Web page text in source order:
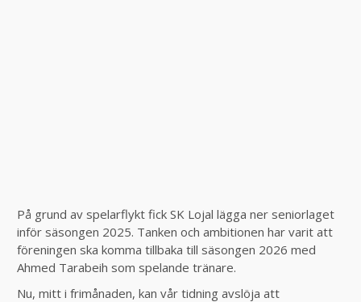
På grund av spelarflykt fick SK Lojal lägga ner seniorlaget
inför säsongen 2025. Tanken och ambitionen har varit att
föreningen ska komma tillbaka till säsongen 2026 med
Ahmed Tarabeih som spelande tränare.
Nu, mitt i frimånaden, kan vår tidning avslöja att